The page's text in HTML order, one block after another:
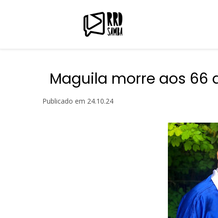
Maguila morre aos 66
Publicado em 24.10.24